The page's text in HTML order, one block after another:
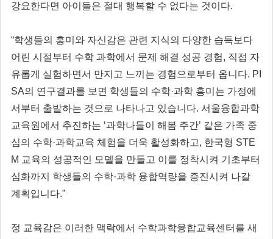
강요한다면 아이들은 절대 행복할 수 없다는 것이다.
“학생들의 흥미와 자신감은 관련 지식의 다양한 습득보다
어린 시절부터 수학 과학에서 문제 해결 성공 경험, 직접 자
유롭게 실험하면서 만지고 느끼는 경험으로부터 옵니다. PI
SA의 연구결과를 보면 학생들의 수학·과학 흥미는 가정에
서부터 출발하는 것으로 나타나고 있습니다. 서울융합과학
교육원에서 추진하는 ‘과학나들이 해봄 주간’ 같은 가족 중
심의 수학·과학교육 체험을 더욱 활성화하고, 한국형 STE
M 교육의 성공적인 모델을 만들고 이를 정착시켜 기초부터
심화까지 학생들의 수학·과학 융합역량을 증진시켜 나갈
계획입니다.”
정 교육감은 이러한 맥락에서 수학과학융합교육센터를 새